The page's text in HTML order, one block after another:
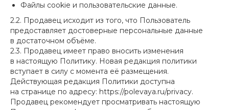
Файлы cookie и пользовательские данные.
2.2. Продавец исходит из того, что Пользователь
предоставляет достоверные персональные данные
в достаточном объёме.
2.3. Продавец имеет право вносить изменения
в настоящую Политику. Новая редакция политики
вступает в силу с момента её размещения.
Действующая редакция Политики доступна
на странице по адресу: https://polevaya.ru/privacy.
Продавец рекомендует просматривать настоящую